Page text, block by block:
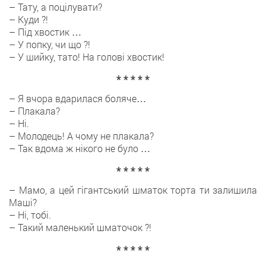
– Тату, а поцілувати?
– Куди ?!
– Під хвостик …
– У попку, чи що ?!
– У шийку, тато! На голові хвостик!
* * * * *
– Я вчора вдарилася боляче…
– Плакала?
– Ні.
– Молодець! А чому не плакала?
– Так вдома ж нікого не було …
* * * * *
– Мамо, а цей гігантський шматок торта ти залишила
Маші?
– Ні, тобі.
– Такий маленький шматочок ?!
* * * * *